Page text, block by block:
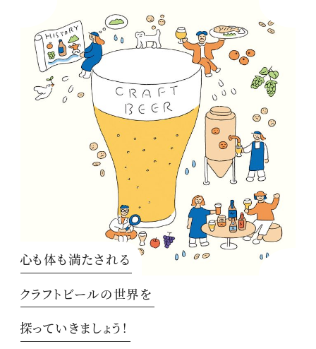
心も体も満たされる
クラフトビールの世界を
探っていきましょう！